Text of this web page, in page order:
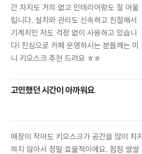
간 차지도 거의 없고 인테리어랑도 잘 어울
립니다. 설치와 관리도 신속하고 친절해서
기계치인 저도 걱정 없이 사용하고 있습니
다! 진심으로 카페 운영하시는 분들께는 미
니 키오스크 추천 드려요 ㅎㅎ
고민했던 시간이 아까워요
매장이 작아도 키오스크가 공간을 많이 차지
하지 않아서 정말 효율적이에요. 점점 쌀쌀